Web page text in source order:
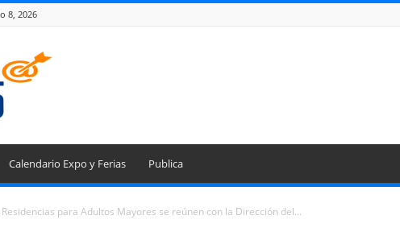
8, 2026
Calendario Expo y Ferias Publica
para Adultos Mayores se reúnen con la Dirección del...